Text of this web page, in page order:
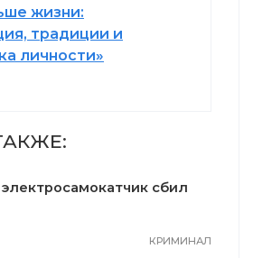
жизни:
традиции и
личности»
сбил
КРИМИНАЛ